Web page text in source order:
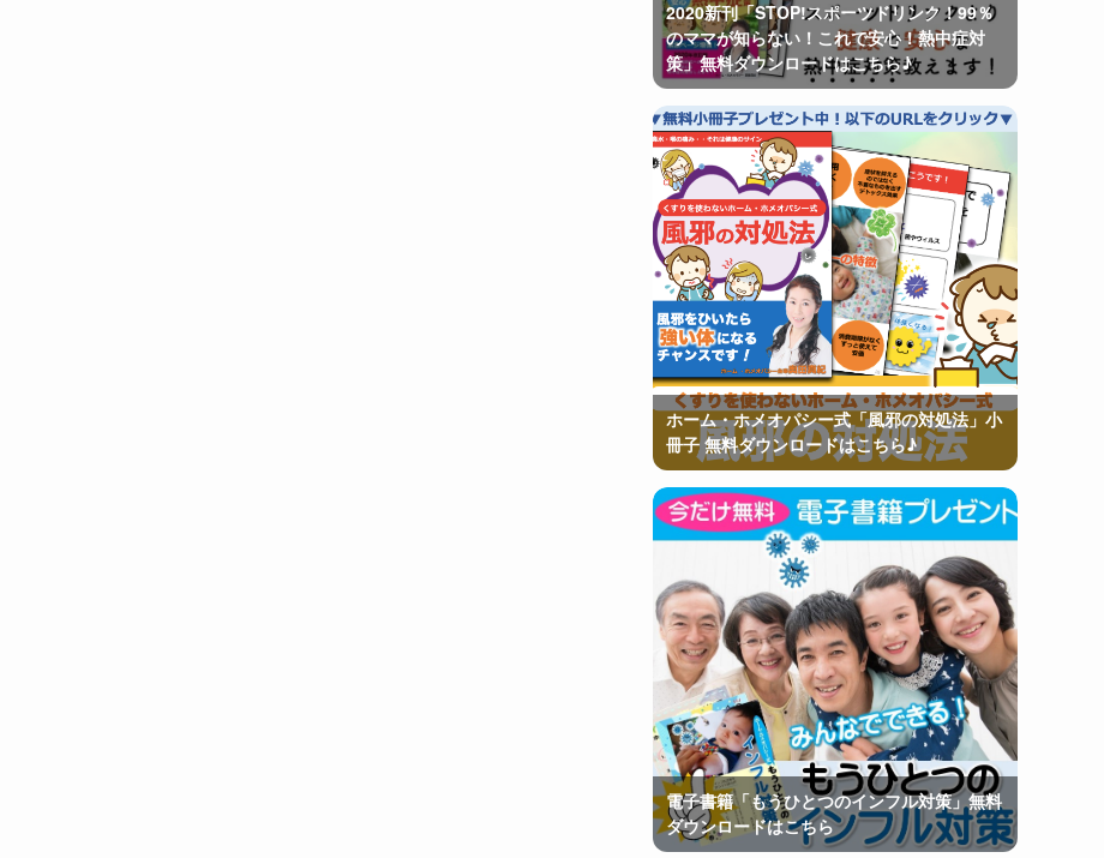
2020新刊「STOP!スポーツドリンク！99％
のママが知らない！これで安心！熱中症対
策」無料ダウンロードはこちら♪
ホーム・ホメオパシー式「風邪の対処法」小
冊子 無料ダウンロードはこちら♪
電子書籍「もうひとつのインフル対策」無料
ダウンロードはこちら